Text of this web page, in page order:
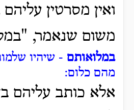
ואין מסרטין עליהם
משום שנאמר,
במלואותם - שיהיו
מהם כלום:
אלא כותב עליהם